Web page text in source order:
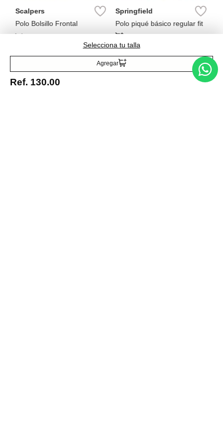
Selecciona tu talla
Agregar
Ref. 130.00
Scalpers
Polo Bolsillo Frontal
Springfield
Polo piqué básico regular fit